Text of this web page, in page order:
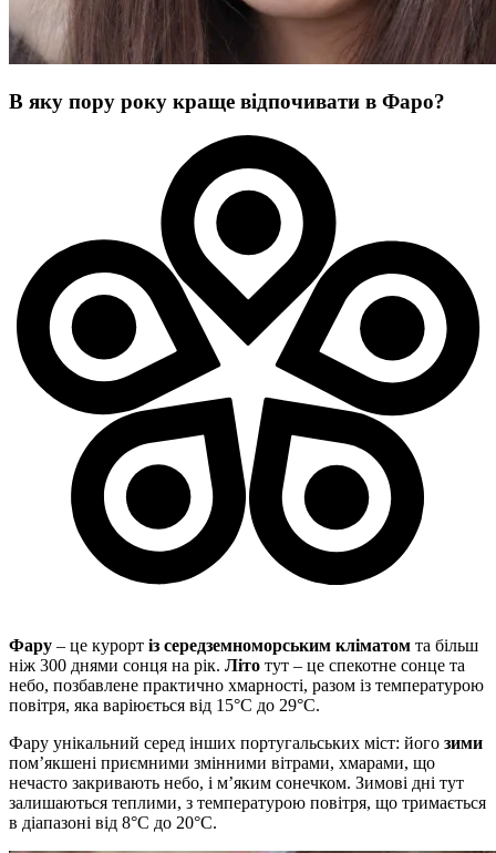
В яку пору року краще відпочивати в Фаро?
Фару – це курорт із середземноморським кліматом та більш
ніж 300 днями сонця на рік. Літо тут – це спекотне сонце та
небо, позбавлене практично хмарності, разом із температурою
повітря, яка варіюється від 15°C до 29°C.
Фару унікальний серед інших португальських міст: його зими
пом’якшені приємними змінними вітрами, хмарами, що
нечасто закривають небо, і м’яким сонечком. Зимові дні тут
залишаються теплими, з температурою повітря, що тримається
в діапазоні від 8°C до 20°C.